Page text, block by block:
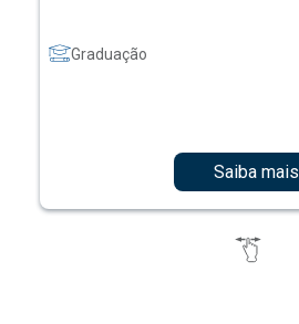
Graduação
Saiba mais